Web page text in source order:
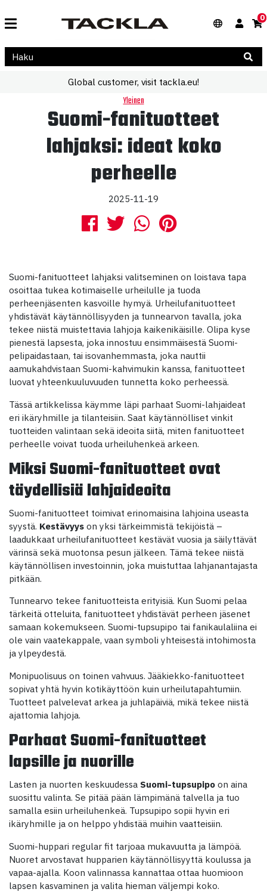
0
Global customer, visit tackla.eu!
Yleinen
Suomi-fanituotteet
lahjaksi: ideat koko
perheelle
2025-11-19
Suomi-fanituotteet lahjaksi valitseminen on loistava tapa
osoittaa tukea kotimaiselle urheilulle ja tuoda
perheenjäsenten kasvoille hymyä. Urheilufanituotteet
yhdistävät käytännöllisyyden ja tunnearvon tavalla, joka
tekee niistä muistettavia lahjoja kaikenikäisille. Olipa kyse
pienestä lapsesta, joka innostuu ensimmäisestä Suomi-
pelipaidastaan, tai isovanhemmasta, joka nauttii
aamukahdvistaan Suomi-kahvimukin kanssa, fanituotteet
luovat yhteenkuuluvuuden tunnetta koko perheessä.
Tässä artikkelissa käymme läpi parhaat Suomi-lahjaideat
eri ikäryhmille ja tilanteisiin. Saat käytännölliset vinkit
tuotteiden valintaan sekä ideoita siitä, miten fanituotteet
perheelle voivat tuoda urheiluhenkeä arkeen.
Miksi Suomi-fanituotteet ovat
täydellisiä lahjaideoita
Suomi-fanituotteet toimivat erinomaisina lahjoina useasta
syystä. Kestävyys on yksi tärkeimmistä tekijöistä –
laadukkaat urheilufanituotteet kestävät vuosia ja säilyttävät
värinsä sekä muotonsa pesun jälkeen. Tämä tekee niistä
käytännöllisen investoinnin, joka muistuttaa lahjanantajasta
pitkään.
Tunnearvo tekee fanituotteista erityisiä. Kun Suomi pelaa
tärkeitä otteluita, fanituotteet yhdistävät perheen jäsenet
samaan kokemukseen. Suomi-tupsupipo tai fanikaulaliina ei
ole vain vaatekappale, vaan symboli yhteisestä intohimosta
ja ylpeydestä.
Monipuolisuus on toinen vahvuus. Jääkiekko-fanituotteet
sopivat yhtä hyvin kotikäyttöön kuin urheilutapahtumiin.
Tuotteet palvelevat arkea ja juhlapäiviä, mikä tekee niistä
ajattomia lahjoja.
Parhaat Suomi-fanituotteet
lapsille ja nuorille
Lasten ja nuorten keskuudessa Suomi-tupsupipo on aina
suosittu valinta. Se pitää pään lämpimänä talvella ja tuo
samalla esiin urheiluhenkeä. Tupsupipo sopii hyvin eri
ikäryhmille ja on helppo yhdistää muihin vaatteisiin.
Suomi-huppari regular fit tarjoaa mukavuutta ja lämpöä.
Nuoret arvostavat hupparien käytännöllisyyttä koulussa ja
vapaa-ajalla. Koon valinnassa kannattaa ottaa huomioon
lapsen kasvaminen ja valita hieman väljempi koko.